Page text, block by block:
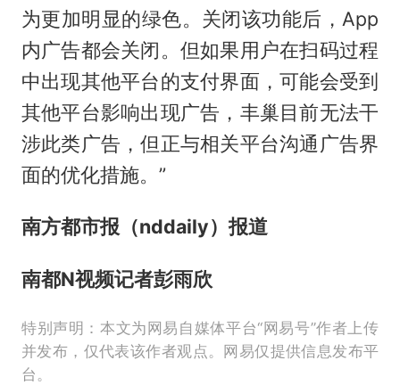
为更加明显的绿色。关闭该功能后，App
内广告都会关闭。但如果用户在扫码过程
中出现其他平台的支付界面，可能会受到
其他平台影响出现广告，丰巢目前无法干
涉此类广告，但正与相关平台沟通广告界
面的优化措施。”
南方都市报（nddaily）报道
南都N视频记者彭雨欣
特别声明：本文为网易自媒体平台“网易号”作者上传
并发布，仅代表该作者观点。网易仅提供信息发布平
台。